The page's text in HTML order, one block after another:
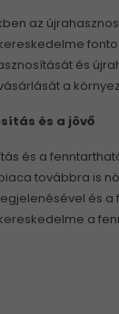
az
és
a
és a jövő
és a
továbbra is
és a
a